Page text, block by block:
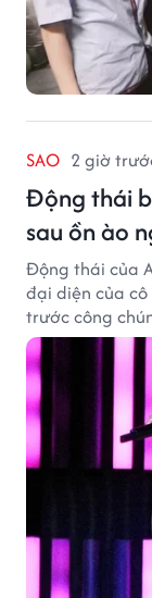
SAO 2 giờ
Động thái
sau ồn ào
Động thái của
đại diện của
trước công
1/9.